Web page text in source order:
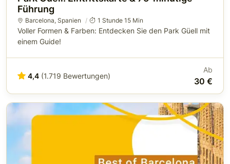
Führung
Barcelona, Spanien 1 Stunde 15 Min
Voller Formen & Farben: Entdecken Sie den Park Güell mit
einem Guide!
4,4 (1.719 Bewertungen)
Ab
30 €